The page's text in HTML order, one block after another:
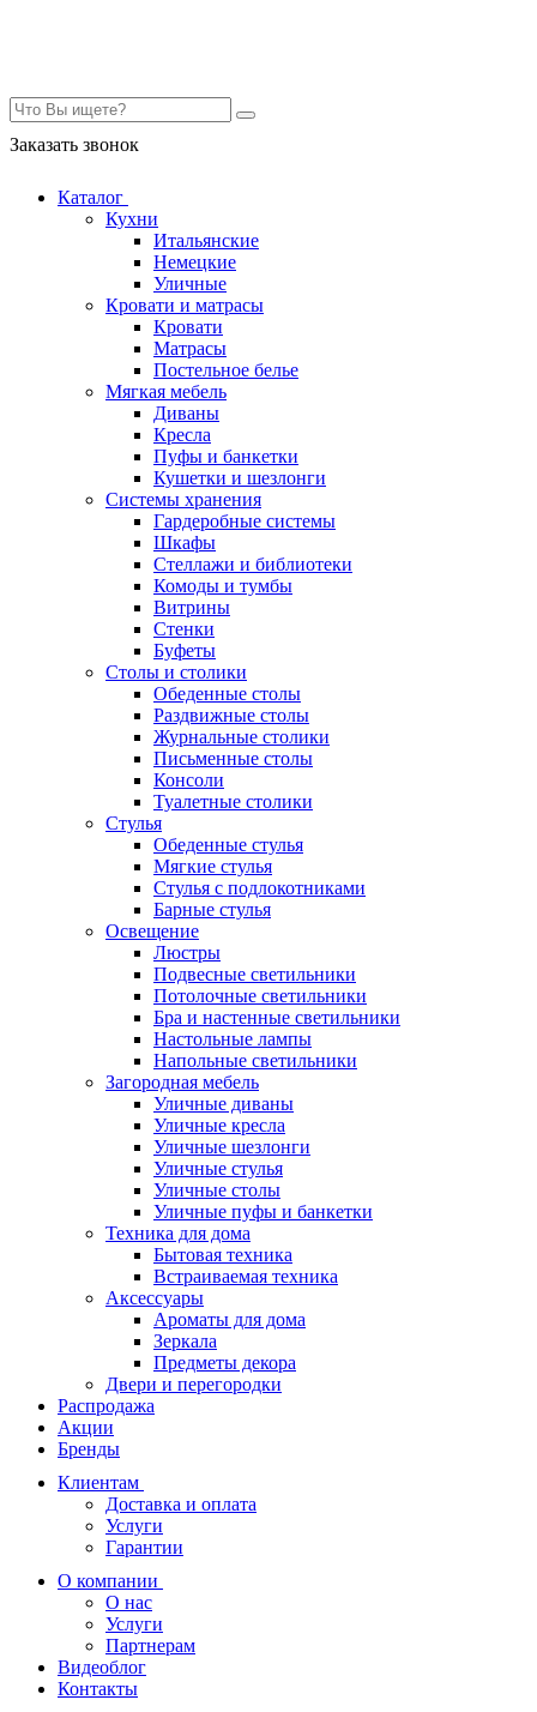
Заказать звонок
Каталог
Кухни
Итальянские
Немецкие
Уличные
Кровати и матрасы
Кровати
Матрасы
Постельное белье
Мягкая мебель
Диваны
Кресла
Пуфы и банкетки
Кушетки и шезлонги
Системы хранения
Гардеробные системы
Шкафы
Стеллажи и библиотеки
Комоды и тумбы
Витрины
Стенки
Буфеты
Столы и столики
Обеденные столы
Раздвижные столы
Журнальные столики
Письменные столы
Консоли
Туалетные столики
Стулья
Обеденные стулья
Мягкие стулья
Стулья с подлокотниками
Барные стулья
Освещение
Люстры
Подвесные светильники
Потолочные светильники
Бра и настенные светильники
Настольные лампы
Напольные светильники
Загородная мебель
Уличные диваны
Уличные кресла
Уличные шезлонги
Уличные стулья
Уличные столы
Уличные пуфы и банкетки
Техника для дома
Бытовая техника
Встраиваемая техника
Аксессуары
Ароматы для дома
Зеркала
Предметы декора
Двери и перегородки
Распродажа
Акции
Бренды
Клиентам
Доставка и оплата
Услуги
Гарантии
О компании
О нас
Услуги
Партнерам
Видеоблог
Контакты